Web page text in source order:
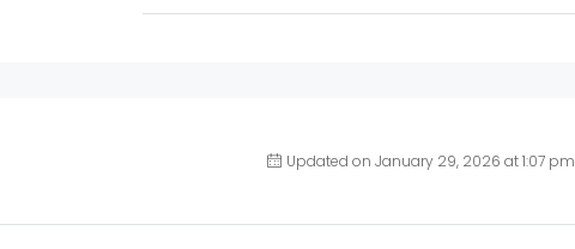
Updated on January 29, 2026 at 1:07 pm